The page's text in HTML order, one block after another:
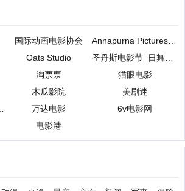
国际动画电影协会
Annapurna Pictures电影公司
Oats Studio
圣丹斯电影节_日舞影展
淘票票
猫眼电影
木瓜影院
美剧迷
万达电影
6v电影网
电影港